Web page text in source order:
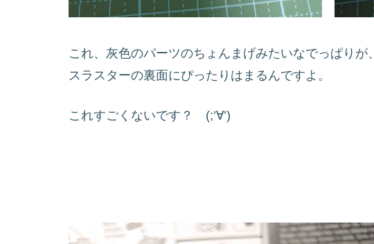
これ、灰色のパーツのちょんまげみたいなでっぱりが、
スラスターの裏面にぴったりはまるんですよ。
これすごくないです？ (;’∀’)